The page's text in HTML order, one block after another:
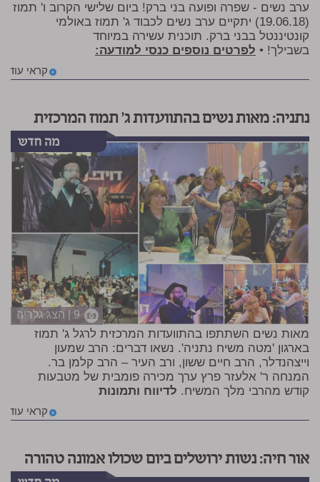
ערב נשים - שפרה ופועה בני ברק! ביום שלישי הקרוב ו' תמוז
(19.06.18) יתקיים ערב נשים לכבוד ג' תמוז באולמי
קונטיננטל בבני ברק. תוכנית עשירה במיוחד
בשבילך! • לפרטים נוספים כנסי למודעה:
קראי עוד
נתניה: מאות נשים בהתוועדות ג' תמוז המרכזית
9 | הצג גלריה
מאות נשים השתתפו בהתוועדות המרכזית לרגל ג' תמוז
בארגון 'מטה משיח נתניה'. נשאו דברים: הרב שמעון
וייצהנדלר, הרב חיים ששון, ורב העיר – הרב קלמן בר.
המנחה ר' אלעזר פרץ ערך מכירה פומבית של מטבעות
קודש מהרבי מלך המשיח. לדיווח ותמונות
קראי עוד
אור חיה: נשות ירושלים ביום שכולו אמונה טהורה